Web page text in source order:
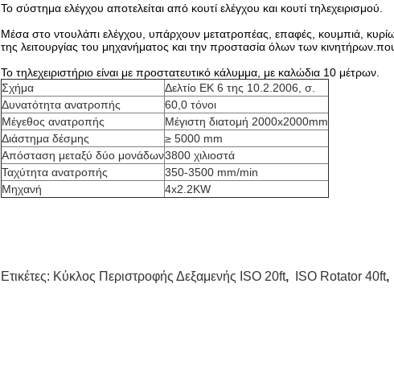
Το σύστημα ελέγχου αποτελείται από κουτί ελέγχου και κουτί τηλεχειρισμού.
Μέσα στο ντουλάπι ελέγχου, υπάρχουν μετατροπέας, επαφές, κουμπιά,
της λειτουργίας του μηχανήματος και την προστασία όλων των
Το τηλεχειριστήριο είναι με προστατευτικό κάλυμμα, με καλώδια 10 μέτρων.
Σχήμα
Δελτίο ΕΚ 6 της 10.2.2006, σ.
Δυνατότητα ανατροπής
60,0 τόνοι
Μέγεθος ανατροπής
Μέγιστη διατομή 2000x2000mm
Διάστημα δέσμης
≥ 5000 mm
Απόσταση μεταξύ δύο μονάδων3800 χιλιοστά
Ταχύτητα ανατροπής
350-3500 mm/min
Μηχανή
4x2.2KW
Ετικέτες: Κύκλος Περιστροφής Δεξαμενής ISO 20ft, ISO Rotator 40ft,